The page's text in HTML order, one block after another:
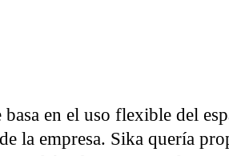
en el uso flexible del
la empresa. Sika quería